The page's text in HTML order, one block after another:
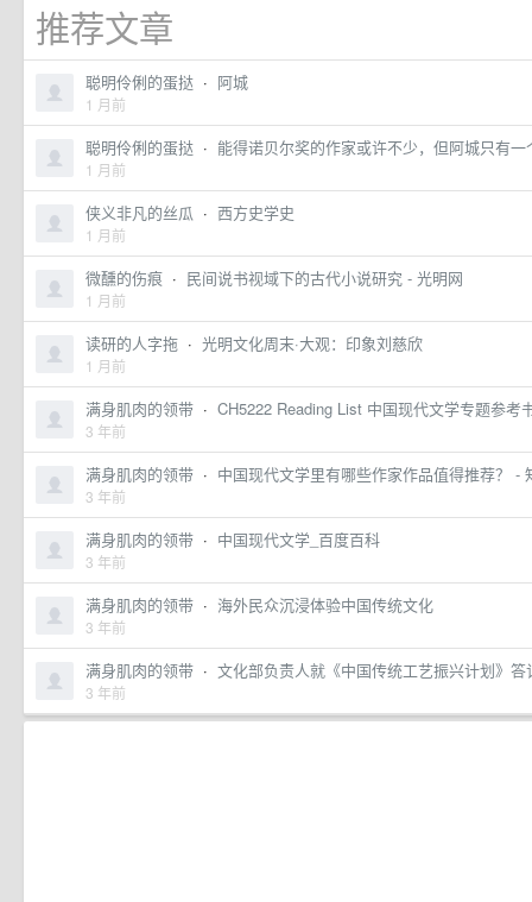
推荐文章
聪明伶俐的蛋挞 · 阿城
1 月前
聪明伶俐的蛋挞 · 能得诺贝尔奖的作家或许不少，但阿城只有一
1 月前
侠义非凡的丝瓜 · 西方史学史
1 月前
微醺的伤痕 · 民间说书视域下的古代小说研究 - 光明网
1 月前
读研的人字拖 · 光明文化周末·大观：印象刘慈欣
1 月前
满身肌肉的领带 · CH5222 Reading List 中国现代文学专题参考
3 年前
满身肌肉的领带 · 中国现代文学里有哪些作家作品值得推荐？ -
3 年前
满身肌肉的领带 · 中国现代文学_百度百科
3 年前
满身肌肉的领带 · 海外民众沉浸体验中国传统文化
3 年前
满身肌肉的领带 · 文化部负责人就《中国传统工艺振兴计划》答
3 年前